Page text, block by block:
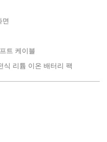
면
트 케이블
식 리튬 이온 배터리 팩